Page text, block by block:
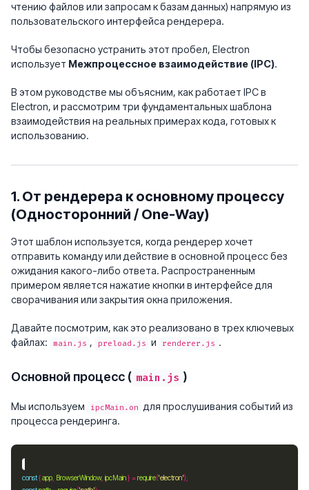
чтению файлов или запросам к базам данных) напрямую из
пользовательского интерфейса рендерера.
Чтобы безопасно устранить этот пробел, Electron
использует Межпроцессное взаимодействие (IPC).
В этом руководстве мы объясним, как работает IPC в
Electron, и рассмотрим три фундаментальных шаблона
взаимодействия на реальных примерах кода, готовых к
использованию.
1. От рендерера к основному процессу
(Односторонний / One-Way)
Этот шаблон используется, когда рендерер хочет
отправить команду или действие в основной процесс без
ожидания какого-либо ответа. Распространенным
примером является нажатие кнопки в интерфейсе для
сворачивания или закрытия окна приложения.
Давайте посмотрим, как это реализовано в трех ключевых
файлах: main.js , preload.js и renderer.js .
Основной процесс ( main.js )
Мы используем ipcMain.on для прослушивания событий из
процесса рендеринга.
const { app BrowserWindow, ipcMain } =require('electron'